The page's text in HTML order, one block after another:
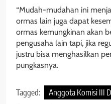
“Mudah-mudahan ini
ormas lain juga dapat
ormas kemungkinan akan
pengusaha lain tapi, jika
justru bisa menghasilkan
pungkasnya.
Tagged:
Anggota Komisi III